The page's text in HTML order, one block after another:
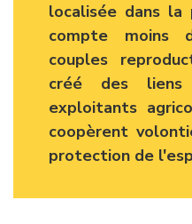
localisée dans la
compte moins
couples
créé des
exploitants
coopèrent
protection de